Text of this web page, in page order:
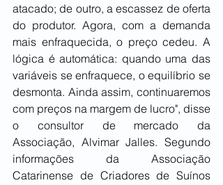
atacado; de outro, a escassez de oferta
do produtor. Agora, com a demanda
mais enfraquecida, o preço cedeu. A
lógica é automática: quando uma das
variáveis se enfraquece, o equilíbrio se
desmonta. Ainda assim, continuaremos
com preços na margem de lucro", disse
o consultor de mercado da
Associação, Alvimar Jalles. Segundo
informações da Associação
Catarinense de Criadores de Suínos